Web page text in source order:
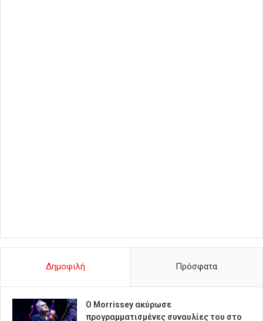
Δημοφιλή Πρόσφατα
Ο Morrissey ακύρωσε
προγραμματισμένες συναυλίες του στο